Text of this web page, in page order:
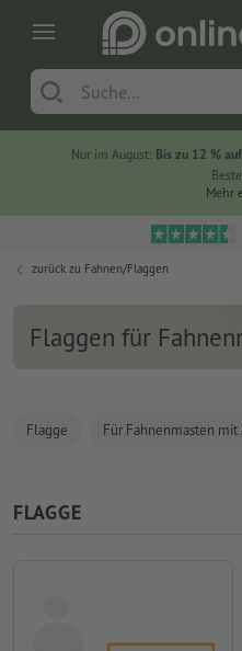
Nur im August: Bis zu 12 %
Mehr
zurück zu Fahnen/Flaggen
Flaggen für
Flagge Für Fahnenmasten
FLAGGE